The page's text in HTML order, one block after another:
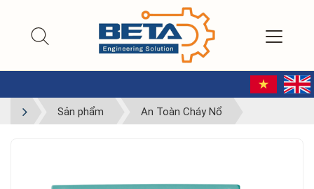
Sản phẩm An Toàn Cháy Nổ